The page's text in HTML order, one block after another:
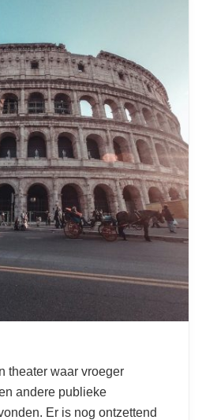
theater waar vroeger
andere publieke
Er is nog ontzettend